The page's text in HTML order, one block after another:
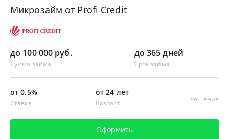
Микрозайм от Profi Credit
до 100 000 руб.
Сумма займа
до 365 дней
Срок займа
от 0.5%
Ставка
от 24 лет
Возраст Решение
Оформить